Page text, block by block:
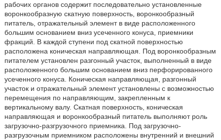
рабочих органов содержит последовательно установленные
воронкообразную скатную поверхность, воронкообразный
питатель, отражательный элемент в виде расположенного
большим основанием вниз усеченного конуса, приемники
фракций. В каждой ступени под скатной поверхностью
расположена коническая направляющая. Под воронкообразным
питателем установлен разгонный участок, выполненный в виде
расположенного большим основанием вниз перфорированного
усеченного конуса. Коническая направляющая, разгонный
участок и отражательный элемент установлены с возможностью
перемещения по направляющим, закрепленным к
вертикальному валу. Скатная поверхность, коническая
направляющая и воронкообразный питатель выполняют роль
загрузочно-разгрузочного приемника. Под загрузочно-
разгрузочным приемником расположены внутренний и внешний